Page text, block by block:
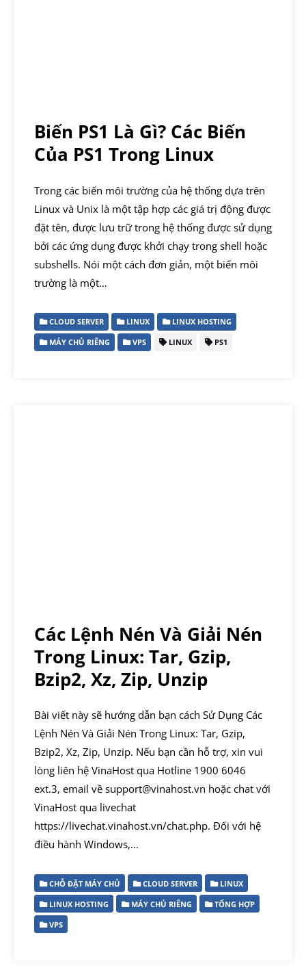
Biến PS1 Là Gì? Các Biến
Của PS1 Trong Linux
Trong các biến môi trường của hệ thống dựa trên
Linux và Unix là một tập hợp các giá trị động được
đặt tên, được lưu trữ trong hệ thống được sử dụng
bởi các ứng dụng được khởi chạy trong shell hoặc
subshells. Nói một cách đơn giản, một biến môi
trường là một…
CLOUD SERVER LINUX
LINUX HOSTING
MÁY CHỦ RIÊNG
VPS LINUX PS1
Các Lệnh Nén Và Giải Nén
Trong Linux: Tar, Gzip,
Bzip2, Xz, Zip, Unzip
Bài viết này sẽ hướng dẫn bạn cách Sử Dụng Các
Lệnh Nén Và Giải Nén Trong Linux: Tar, Gzip,
Bzip2, Xz, Zip, Unzip. Nếu bạn cần hỗ trợ, xin vui
lòng liên hệ VinaHost qua Hotline 1900 6046
ext.3, email về support@vinahost.vn hoặc chat với
VinaHost qua livechat
https://livechat.vinahost.vn/chat.php. Đối với hệ
điều hành Windows,…
CHỖ ĐẶT MÁY CHỦ CLOUD SERVER
LINUX
LINUX HOSTING
MÁY CHỦ RIÊNG
TỔNG HỢP
VPS